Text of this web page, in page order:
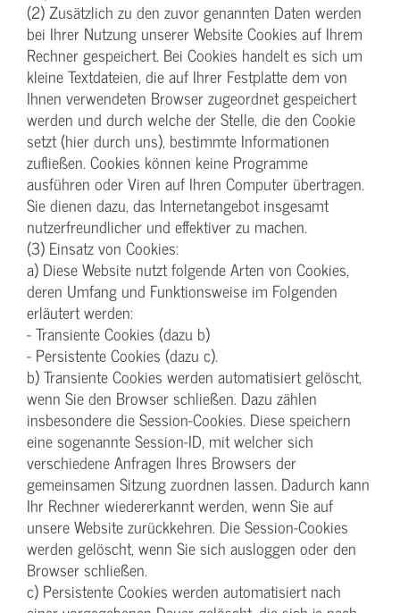
(2) Zusätzlich zu den zuvor genannten Daten werden
bei Ihrer Nutzung unserer Website Cookies auf Ihrem
Rechner gespeichert. Bei Cookies handelt es sich um
kleine Textdateien, die auf Ihrer Festplatte dem von
Ihnen verwendeten Browser zugeordnet gespeichert
werden und durch welche der Stelle, die den Cookie
setzt (hier durch uns), bestimmte Informationen
zufließen. Cookies können keine Programme
ausführen oder Viren auf Ihren Computer übertragen.
Sie dienen dazu, das Internetangebot insgesamt
nutzerfreundlicher und effektiver zu machen.
(3) Einsatz von Cookies:
a) Diese Website nutzt folgende Arten von Cookies,
deren Umfang und Funktionsweise im Folgenden
erläutert werden:
- Transiente Cookies (dazu b)
- Persistente Cookies (dazu c).
b) Transiente Cookies werden automatisiert gelöscht,
wenn Sie den Browser schließen. Dazu zählen
insbesondere die Session-Cookies. Diese speichern
eine sogenannte Session-ID, mit welcher sich
verschiedene Anfragen Ihres Browsers der
gemeinsamen Sitzung zuordnen lassen. Dadurch kann
Ihr Rechner wiedererkannt werden, wenn Sie auf
unsere Website zurückkehren. Die Session-Cookies
werden gelöscht, wenn Sie sich ausloggen oder den
Browser schließen.
c) Persistente Cookies werden automatisiert nach